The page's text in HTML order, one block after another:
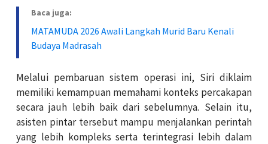
Baca juga:
MATAMUDA 2026 Awali Langkah Murid Baru Kenali
Budaya Madrasah
Melalui pembaruan sistem operasi ini, Siri diklaim
memiliki kemampuan memahami konteks percakapan
secara jauh lebih baik dari sebelumnya. Selain itu,
asisten pintar tersebut mampu menjalankan perintah
yang lebih kompleks serta terintegrasi lebih dalam